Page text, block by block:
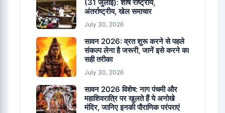
(31 जुलाई): शीर्ष राष्ट्रीय,
अंतर्राष्ट्रीय, खेल समाचार
July 30, 2026
सावन 2026: व्रत शुरू करने से पहले
संकल्प लेना है जरूरी, जानें इसे करने का
सही तरीका
July 30, 2026
सावन 2026 विशेष: नाग पंचमी और
महाशिवरात्रि पर खुलते हैं ये अनोखे
मंदिर, जानिए इनकी पौराणिक परंपराएं